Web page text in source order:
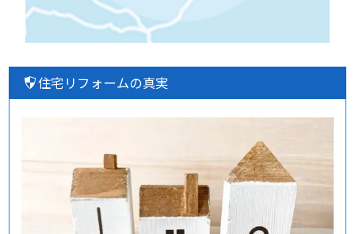
住宅リフォームの真実